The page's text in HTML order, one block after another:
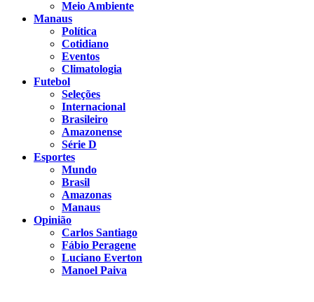
Meio Ambiente
Manaus
Política
Cotidiano
Eventos
Climatologia
Futebol
Seleções
Internacional
Brasileiro
Amazonense
Série D
Esportes
Mundo
Brasil
Amazonas
Manaus
Opinião
Carlos Santiago
Fábio Peragene
Luciano Everton
Manoel Paiva